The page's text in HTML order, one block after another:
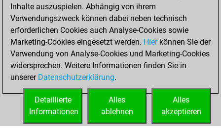
You created
your Studies account
Studies
Freitag,
Oktober 15, 2021
You created
your Fritz account
Inhalte auszuspielen. Abhängig von ihrem
Verwendungszweck können dabei neben technisch
erforderlichen Cookies auch Analyse-Cookies sowie
Marketing-Cookies eingesetzt werden. Hierkönnen Sie der
Verwendung von Analyse-Cookies und Marketing-Cookies
widersprechen. Weitere Informationen finden Sie in
unserer Datenschutzerklärung.
Alles
akzeptieren
Alles
ablehnen
Detaillierte
Informationen